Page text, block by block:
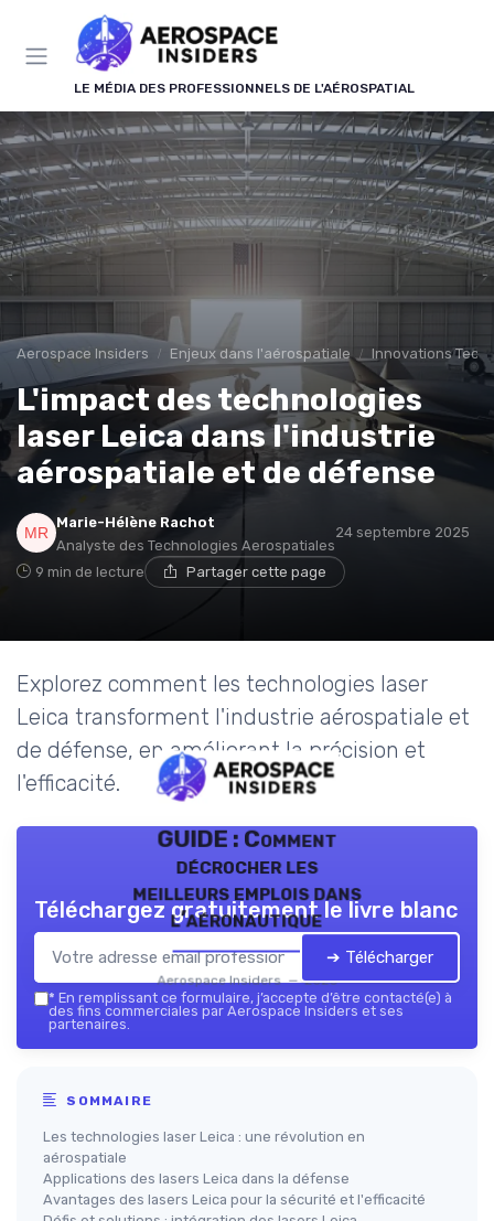
LE MÉDIA DES PROFESSIONNELS DE L'AÉROSPATIAL
Aerospace Insiders Enjeux dans l'aérospatiale Innovations
L'impact des technologies
laser Leica dans l'industrie
aérospatiale et de défense
Marie-Hélène Rachot
Analyste des Technologies Aerospatiales
24 septembre 2025
9 min de lecture Partager cette page
Explorez comment les technologies laser
Leica transforment l'industrie aérospatiale et
de défense, en améliorant la précision et
l'efficacité.
GUIDE : Comment
décrocher les
meilleurs emplois dans
l’aéronautique
Aerospace Insiders — 2026
Téléchargez gratuitement le livre blanc
➔ Télécharger
* En remplissant ce formulaire, j’accepte d’être contacté(e) à
des fins commerciales par Aerospace Insiders et ses
partenaires.
SOMMAIRE
Les technologies laser Leica : une révolution en
aérospatiale
Applications des lasers Leica dans la défense
Avantages des lasers Leica pour la sécurité et l'efficacité
Panneau de gestion des cookies